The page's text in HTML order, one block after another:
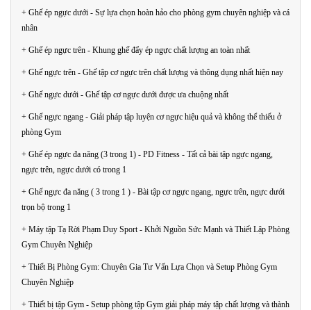
+ Ghế ép ngực dưới - Sự lựa chọn hoàn hảo cho phòng gym chuyên nghiệp và cá
nhân
+ Ghế ép ngực trên - Khung ghế đẩy ép ngực chất lượng an toàn nhất
+ Ghế ngực trên - Ghế tập cơ ngực trên chất lượng và thông dụng nhất hiện nay
+ Ghế ngực dưới - Ghế tập cơ ngực dưới được ưa chuộng nhất
+ Ghế ngực ngang - Giải pháp tập luyện cơ ngực hiệu quả và không thể thiếu ở
phòng Gym
+ Ghế ép ngực đa năng (3 trong 1) - PD Fitness - Tất cả bài tập ngực ngang,
ngực trên, ngực dưới có trong 1
+ Ghế ngực đa năng ( 3 trong 1 ) - Bài tập cơ ngực ngang, ngực trên, ngực dưới
trọn bộ trong 1
+ Máy tập Tạ Rời Phạm Duy Sport - Khởi Nguồn Sức Mạnh và Thiết Lập Phòng
Gym Chuyên Nghiệp
+ Thiết Bị Phòng Gym: Chuyên Gia Tư Vấn Lựa Chọn và Setup Phòng Gym
Chuyên Nghiệp
+ Thiết bị tập Gym - Setup phòng tập Gym giải pháp máy tập chất lượng và thành